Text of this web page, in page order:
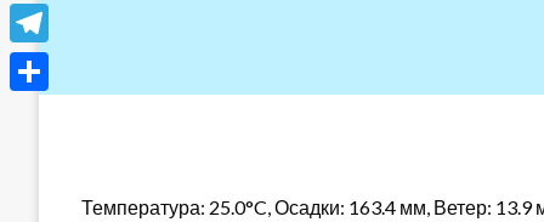
Температура: 25.0°C, Осадки: 163.4 мм, Ветер: 13.9
VK
Telegram